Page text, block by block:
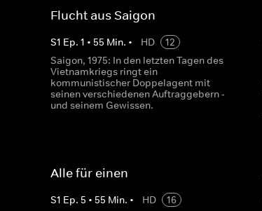
Flucht aus Saigon
S1 Ep. 1 • 55 Min. • HD
12
Saigon, 1975: In den letzten Tagen des
Vietnamkriegs ringt ein
kommunistischer Doppelagent mit
seinen verschiedenen Auftraggebern -
und seinem Gewissen.
Alle für einen
S1 Ep. 5 • 55 Min. • HD
16